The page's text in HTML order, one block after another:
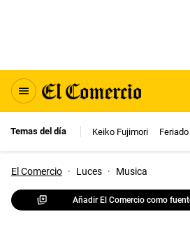
Temas del día Keiko Fujimori Feriado
El Comercio · Luces · Musica
Añadir El Comercio como